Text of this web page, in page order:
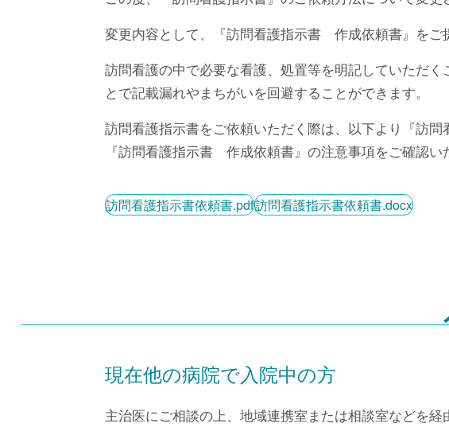
変更内容として、『訪問看護指示書 作成依頼書』をご
訪問看護の中で必要な看護、処置等を明記していただ
とで記載漏れやまちがいを回避することができます。
訪問看護指示書をご依頼いただく際は、以下より『訪
『訪問看護指示書 作成依頼書』の注意事項をご確認
訪問看護指示書依頼書.pdf訪問看護指示書依頼書.docx
現在他の病院で入院中の方
主治医にご相談の上、地域連携室または相談室などを経